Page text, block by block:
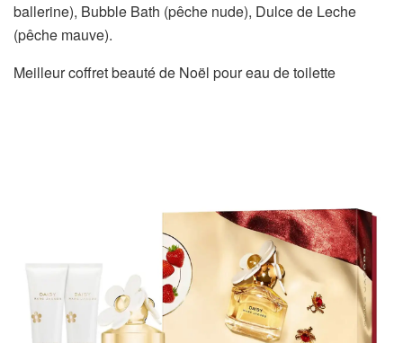
ballerine), Bubble Bath (pêche nude), Dulce de Leche
(pêche mauve).
Meilleur coffret beauté de Noël pour eau de toilette